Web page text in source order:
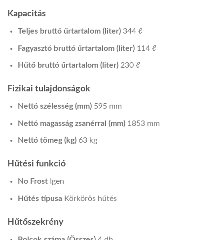
Kapacitás
Teljes bruttó űrtartalom (liter) 344 ℓ
Fagyasztó bruttó űrtartalom (liter) 114 ℓ
Hűtő bruttó űrtartalom (liter) 230 ℓ
Fizikai tulajdonságok
Nettó szélesség (mm) 595 mm
Nettó magasság zsanérral (mm) 1853 mm
Nettó tömeg (kg) 63 kg
Hűtési funkció
No Frost Igen
Hűtés típusa Körkörös hűtés
Hűtőszekrény